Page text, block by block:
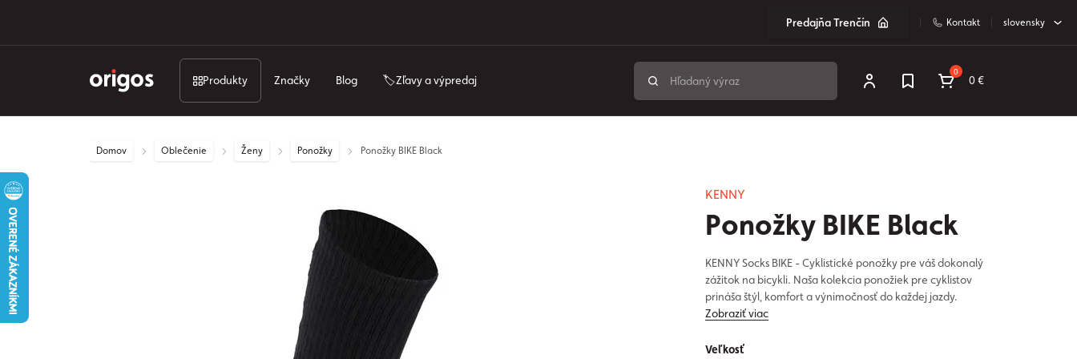
Predajňa Trenčín Kontakt slovensky
Produkty Značky Blog 🏷️Zľavy a výpredaj
0
0 €
Domov Oblečenie Ženy Ponožky Ponožky BIKE Black
KENNY
Ponožky BIKE Black
KENNY Socks BIKE - Cyklistické ponožky pre váš dokonalý
zážitok na bicykli. Naša kolekcia ponožiek pre cyklistov
prináša štýl, komfort a výnimočnosť do každej jazdy.
Zobraziť viac
Veľkosť